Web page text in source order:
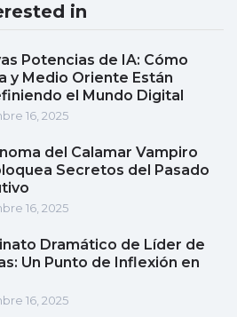
in
Potencias de IA: Cómo
y Medio Oriente Están
el Mundo Digital
16, 2025
del Calamar Vampiro
Secretos del Pasado
16, 2025
Dramático de Líder de
Un Punto de Inflexión en
16, 2025